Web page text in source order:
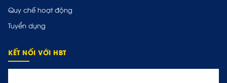
Quy chế hoạt động
Tuyển dụng
KẾT NỐI VỚI HBT